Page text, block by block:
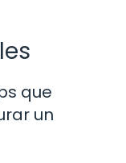
que
un